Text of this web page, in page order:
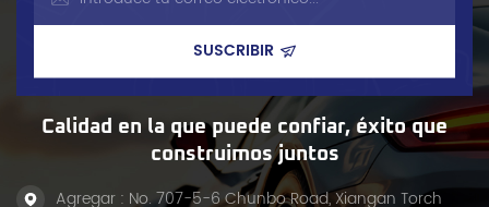
Calidad en la que puede confiar, éxito que
construimos juntos
Agregar : No. 707-5-6 Chunbo Road, Xiangan Torch